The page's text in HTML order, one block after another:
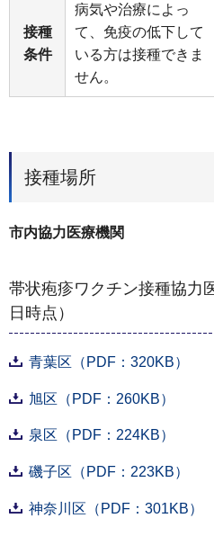
接種
条件
病気や治療によっ
て、免疫の低下して
いる方は接種できま
せん。
接種場所
市内協力医療機関
帯状疱疹ワクチン接種協力
日時点）
青葉区（PDF：320KB）
旭区（PDF：260KB）
泉区（PDF：224KB）
磯子区（PDF：223KB）
神奈川区（PDF：301KB）